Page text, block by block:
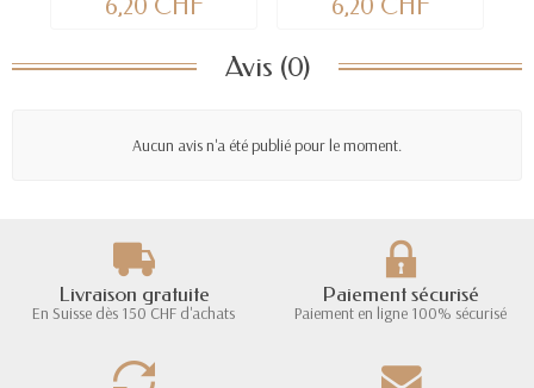
6,20 CHF 6,20 CHF
Avis (0)
Aucun avis n'a été publié pour le moment.
Livraison gratuite
En Suisse dès 150 CHF d'achats
Paiement sécurisé
Paiement en ligne 100% sécurisé